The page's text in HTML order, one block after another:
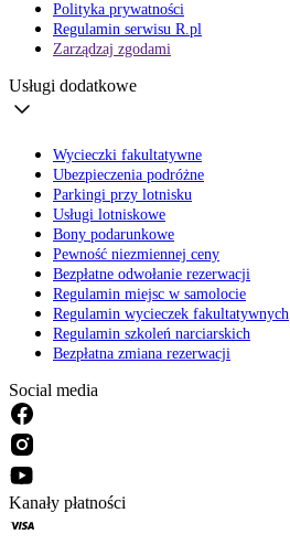
Polityka prywatności
Regulamin serwisu R.pl
Zarządzaj zgodami
Usługi dodatkowe
Wycieczki fakultatywne
Ubezpieczenia podróżne
Parkingi przy lotnisku
Usługi lotniskowe
Bony podarunkowe
Pewność niezmiennej ceny
Bezpłatne odwołanie rezerwacji
Regulamin miejsc w samolocie
Regulamin wycieczek fakultatywnych
Regulamin szkoleń narciarskich
Bezpłatna zmiana rezerwacji
Social media
Kanały płatności